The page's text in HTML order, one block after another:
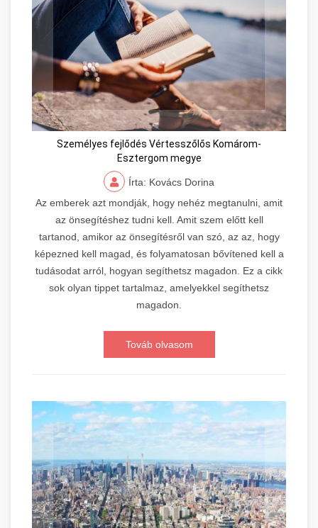
Személyes fejlődés Vértesszőlős Komárom-
Esztergom megye
Írta: Kovács Dorina
Az emberek azt mondják, hogy nehéz megtanulni, amit
az önsegítéshez tudni kell. Amit szem előtt kell
tartanod, amikor az önsegítésről van szó, az az, hogy
képezned kell magad, és folyamatosan bővítened kell a
tudásodat arról, hogyan segíthetsz magadon. Ez a cikk
sok olyan tippet tartalmaz, amelyekkel segíthetsz
magadon.
Továb olvasom